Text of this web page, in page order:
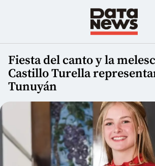
Fiesta del canto y la
Castillo Turella
Tunuyán